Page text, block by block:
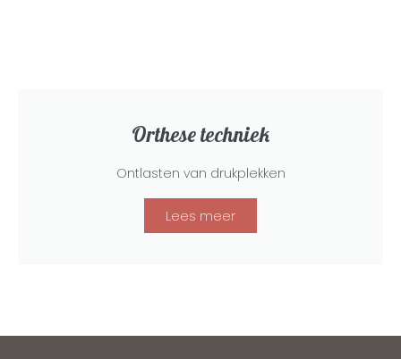
Orthese techniek
Ontlasten van drukplekken
Lees meer